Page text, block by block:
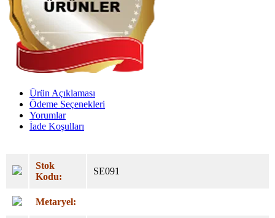
Ürün Açıklaması
Ödeme Seçenekleri
Yorumlar
İade Koşulları
Stok
Kodu:
SE091
Metaryel: